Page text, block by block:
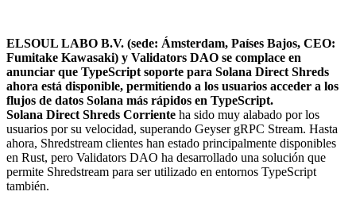
ELSOUL LABO B.V. (sede: Ámsterdam, Países Bajos, CEO:
Fumitake Kawasaki) y Validators DAO se complace en
anunciar que TypeScript soporte para Solana Direct Shreds
ahora está disponible, permitiendo a los usuarios acceder a los
flujos de datos Solana más rápidos en TypeScript.
Solana Direct Shreds Corriente ha sido muy alabado por los
usuarios por su velocidad, superando Geyser gRPC Stream. Hasta
ahora, Shredstream clientes han estado principalmente disponibles
en Rust, pero Validators DAO ha desarrollado una solución que
permite Shredstream para ser utilizado en entornos TypeScript
también.